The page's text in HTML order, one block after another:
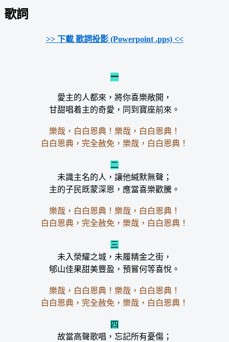
歌詞
>> 下載 歌詞投影 (Powerpoint .pps) <<
一
愛主的人都來，將你喜樂敞開，
甘甜唱着主的奇愛，同到寶座前來。
樂哉，白白恩典！樂哉，白白恩典！
白白恩典，完全赦免，樂哉，白白恩典！
二
未識主名的人，讓他緘默無聲；
主的子民既蒙深恩，應當喜樂歡騰。
樂哉，白白恩典！樂哉，白白恩典！
白白恩典，完全赦免，樂哉，白白恩典！
三
未入榮耀之城，未履精金之街，
郇山佳果甜美豐盈，預嘗何等喜悅。
樂哉，白白恩典！樂哉，白白恩典！
白白恩典，完全赦免，樂哉，白白恩典！
四
故當高聲歌唱，忘記所有憂傷；